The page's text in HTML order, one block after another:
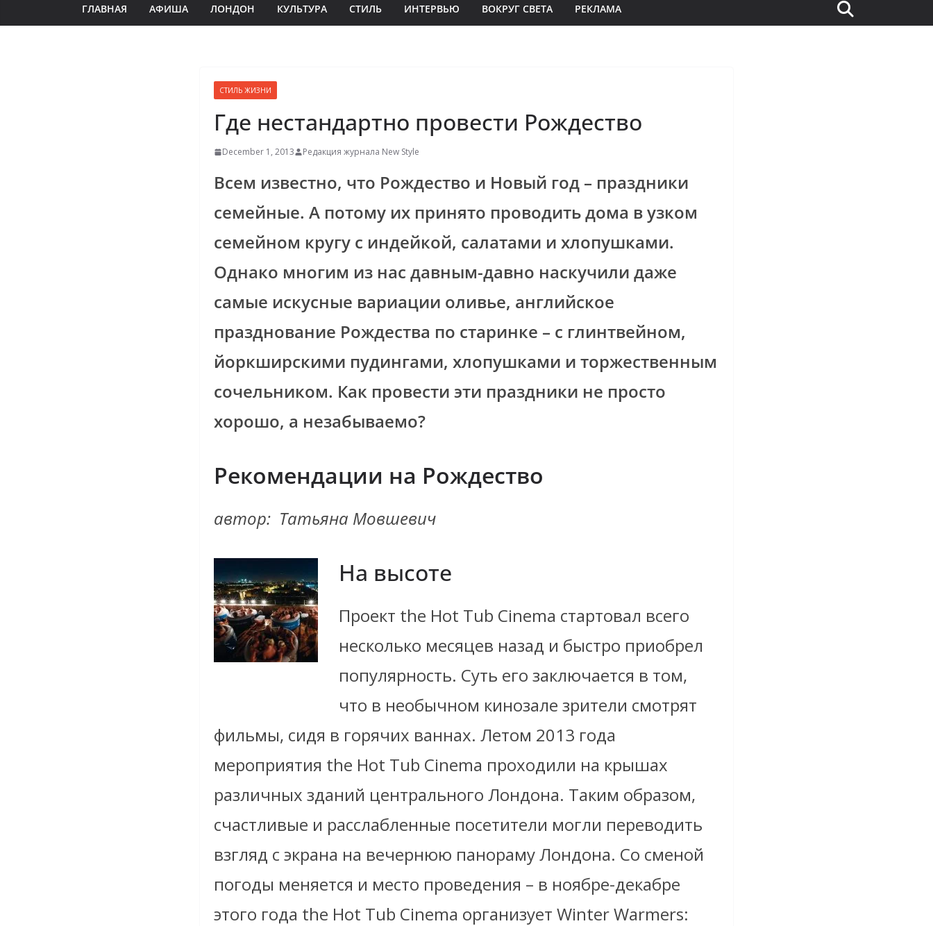
ГЛАВНАЯ АФИША ЛОНДОН КУЛЬТУРА СТИЛЬ ИНТЕРВЬЮ ВОКРУГ СВЕТА РЕКЛАМА
СТИЛЬ ЖИЗНИ
Где нестандартно провести Рождество
December 1, 2013 Редакция журнала New Style
Всем известно, что Рождество и Новый год – праздники
семейные. А потому их принято проводить дома в узком
семейном кругу с индейкой, салатами и хлопушками.
Однако многим из нас давным-давно наскучили даже
самые искусные вариации оливье, английское
празднование Рождества по старинке – с глинтвейном,
йоркширскими пудингами, хлопушками и торжественным
сочельником. Как провести эти праздники не просто
хорошо, а незабываемо?
Рекомендации на Рождество
автор: Татьяна Мовшевич
На высоте
Проект the Hot Tub Cinema стартовал всего
несколько месяцев назад и быстро приобрел
популярность. Суть его заключается в том,
что в необычном кинозале зрители смотрят
фильмы, сидя в горячих ваннах. Летом 2013 года
мероприятия the Hot Tub Cinema проходили на крышах
различных зданий центрального Лондона. Таким образом,
счастливые и расслабленные посетители могли переводить
взгляд с экрана на вечернюю панораму Лондона. Со сменой
погоды меняется и место проведения – в ноябре-декабре
этого года the Hot Tub Cinema организует Winter Warmers: